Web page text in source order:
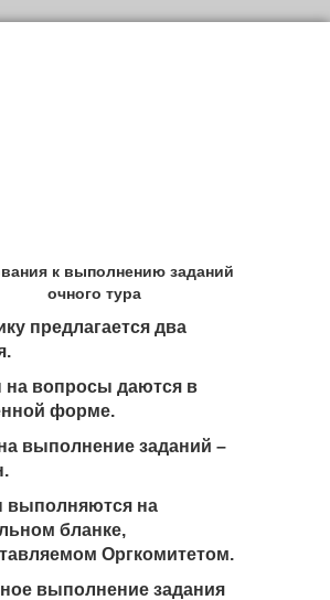
к выполнению заданий
очного тура
предлагается два
на вопросы даются в
форме.
выполнение заданий –
выполняются на
бланке,
Оргкомитетом.
выполнение задания